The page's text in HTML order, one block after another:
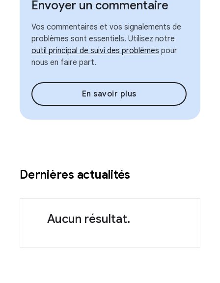
Envoyer un commentaire
Vos commentaires et vos signalements de
problèmes sont essentiels. Utilisez notre
outil principal de suivi des problèmes pour
nous en faire part.
En savoir plus
Dernières actualités
Aucun résultat.